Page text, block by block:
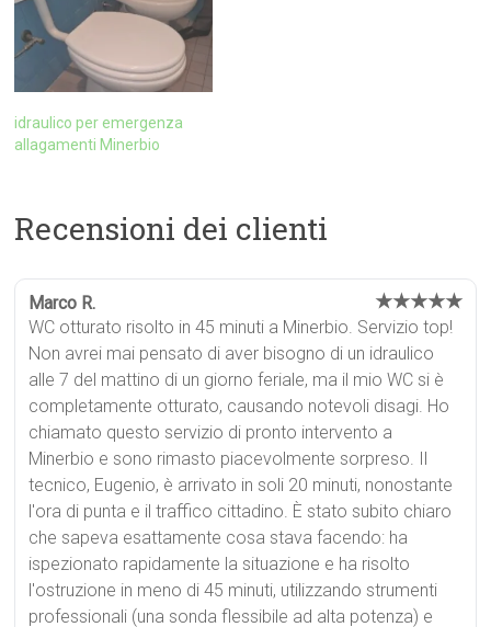
idraulico per emergenza
allagamenti Minerbio
Recensioni dei clienti
Marco R. ★★★★★
WC otturato risolto in 45 minuti a Minerbio. Servizio top!
Non avrei mai pensato di aver bisogno di un idraulico
alle 7 del mattino di un giorno feriale, ma il mio WC si è
completamente otturato, causando notevoli disagi. Ho
chiamato questo servizio di pronto intervento a
Minerbio e sono rimasto piacevolmente sorpreso. Il
tecnico, Eugenio, è arrivato in soli 20 minuti, nonostante
l'ora di punta e il traffico cittadino. È stato subito chiaro
che sapeva esattamente cosa stava facendo: ha
ispezionato rapidamente la situazione e ha risolto
l'ostruzione in meno di 45 minuti, utilizzando strumenti
professionali (una sonda flessibile ad alta potenza) e